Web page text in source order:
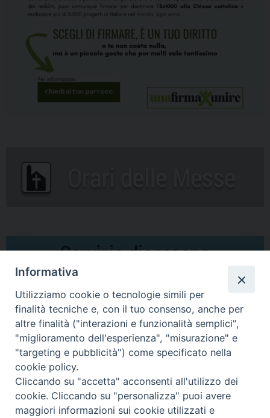
Comunicati Stampa
Il cordoglio dei Vescovi di Puglia per la morte di S.E.R. Mons. Agostino
Superbo
Nasce la Consulta Diocesana delle Aggregazioni Laicali di Castellaneta
Informativa
Utilizziamo cookie o tecnologie simili per
finalità tecniche e, con il tuo consenso, anche per
altre finalità ("interazioni e funzionalità semplici",
"miglioramento dell'esperienza", "misurazione" e
"targeting e pubblicità") come specificato nella
cookie policy.
Cliccando su "accetta" acconsenti all'utilizzo dei
cookie. Cliccando su "personalizza" puoi avere
maggiori informazioni sui cookie utilizzati e